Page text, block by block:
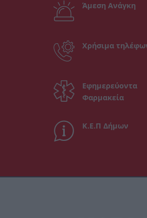
Άμεση Ανάγκη
Χρήσιμα
Εφημερεύοντα
Φαρμακεία
Κ.Ε.Π Δήμων